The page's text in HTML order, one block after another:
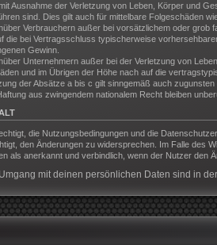
Ausnahme der Verletzung von Leben, Körper und
sind. Dies gilt auch für mittelbare Folgeschäden
Verbrauchern außer bei vorsätzlichem oder grob
die bei Vertragsschluss typischerweise
Gewinn.
Unternehmern außer bei der Verletzung von
und im Übrigen der Höhe nach auf die
der Absätze a bis c gilt sinngemäß auch
aus zwingendem nationalem Recht bleiben
die Nutzungsbedingungen und die
den Änderungen zu widersprechen. Im Falle des
als anerkannt und verbindlich, wenn der Nutzer den
mit deinen persönlichen Daten sind in